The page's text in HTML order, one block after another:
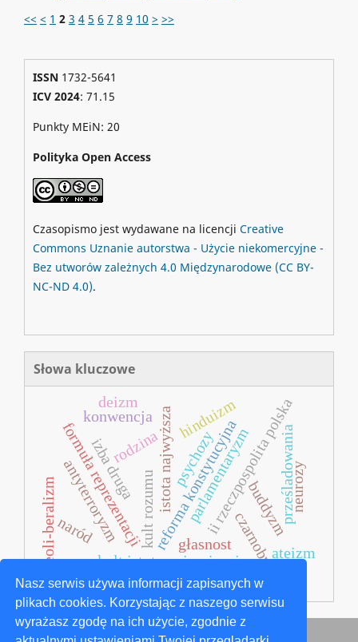
Nasz serwis używa informacji zapisanych w
plikach cookies. Korzystając z naszego serwisu
wyrażasz zgodę na ich użycie, zgodnie z
<< < 1 2 3 4 5 6 7 8 9 10 > >>
ISSN1732-5641
ICV 2024: 71.15
Punkty MEiN: 20
Polityka Open Access
Czasopismo jest wydawane na licencji Creative
Commons Uznanie autorstwa - Użycie niekomercyjne -
Bez utworów zależnych 4.0 Międzynarodowe (CC BY-
NC-ND 4.0).
Słowa kluczowe
rodzinareforma konstytucyjna
istota najwyższa
kult istoty najwyższej
kult rozumu ii rzeczpospolita polska
formuła reprezentacji
izba druga parlamentaryzm prześladowania
hinduizm
buddyzm
antyterroryzm czarnobyl
konwencja
deizm
głasnost
neurozy
psychozy
ateizm
naród
neoli-beralizm